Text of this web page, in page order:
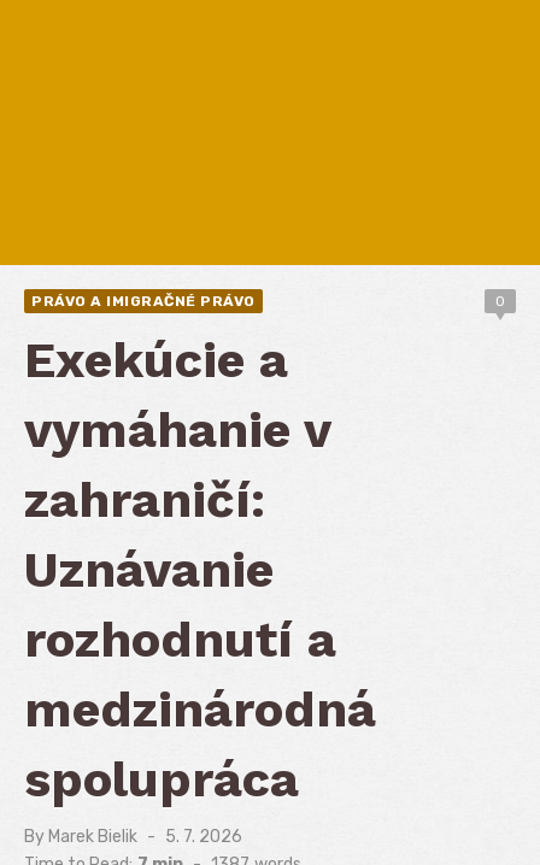
PRÁVO A IMIGRAČNÉ PRÁVO 0
Exekúcie a
vymáhanie v
zahraničí:
Uznávanie
rozhodnutí a
medzinárodná
spolupráca
By Marek Bielik
Posted
on
5. 7. 2026